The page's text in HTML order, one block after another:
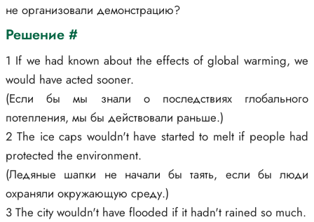
не организовали демонстрацию?
Решение #
1 If we had known about the effects of global warming, we
would have acted sooner.
(Если бы мы знали о последствиях глобального
потепления, мы бы действовали раньше.)
2 The ice caps wouldn't have started to melt if people had
protected the environment.
(Ледяные шапки не начали бы таять, если бы люди
охраняли окружающую среду.)
3 The city wouldn't have flooded if it hadn't rained so much.